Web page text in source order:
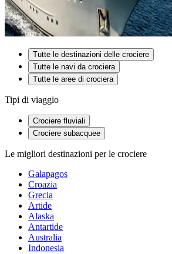
Tutte le destinazioni delle crociere
Tutte le navi da crociera
Tutte le aree di crociera
Tipi di viaggio
Crociere fluviali
Crociere subacquee
Le migliori destinazioni per le crociere
Galapagos
Croazia
Grecia
Artide
Alaska
Antartide
Australia
Indonesia